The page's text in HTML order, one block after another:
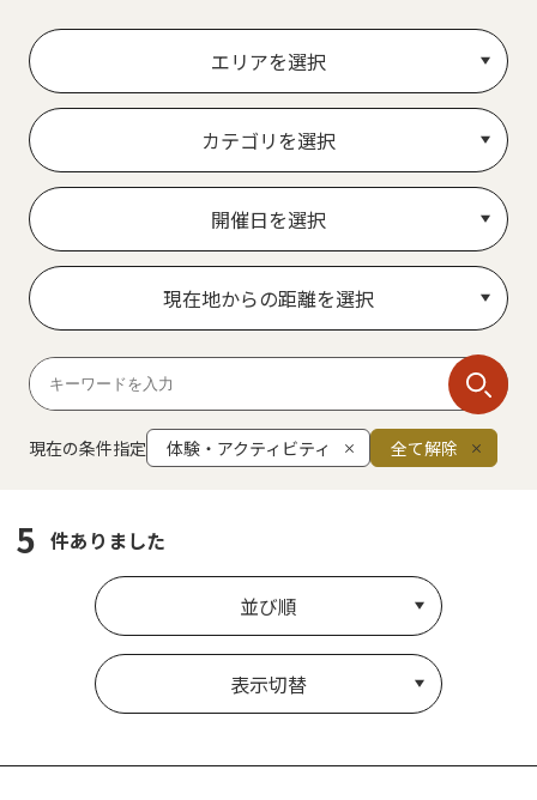
エリアを選択
カテゴリを選択
開催日を選択
現在地からの距離を選択
現在の条件指定 体験・アクティビティ 全て解除
5 件ありました
並び順
表示切替